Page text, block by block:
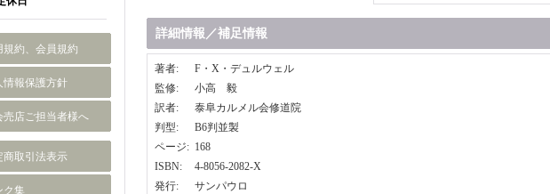
規約、会員規約
情報保護方針
売店ご担当者様へ
商取引法表示
ク集
詳細情報／補足情報
著者:
F・X・デュルウェル
監修:
小高 毅
訳者:
泰阜カルメル会修道院
判型:
B6判並製
ページ: 168
ISBN:
4-8056-2082-X
発行: サンパウロ